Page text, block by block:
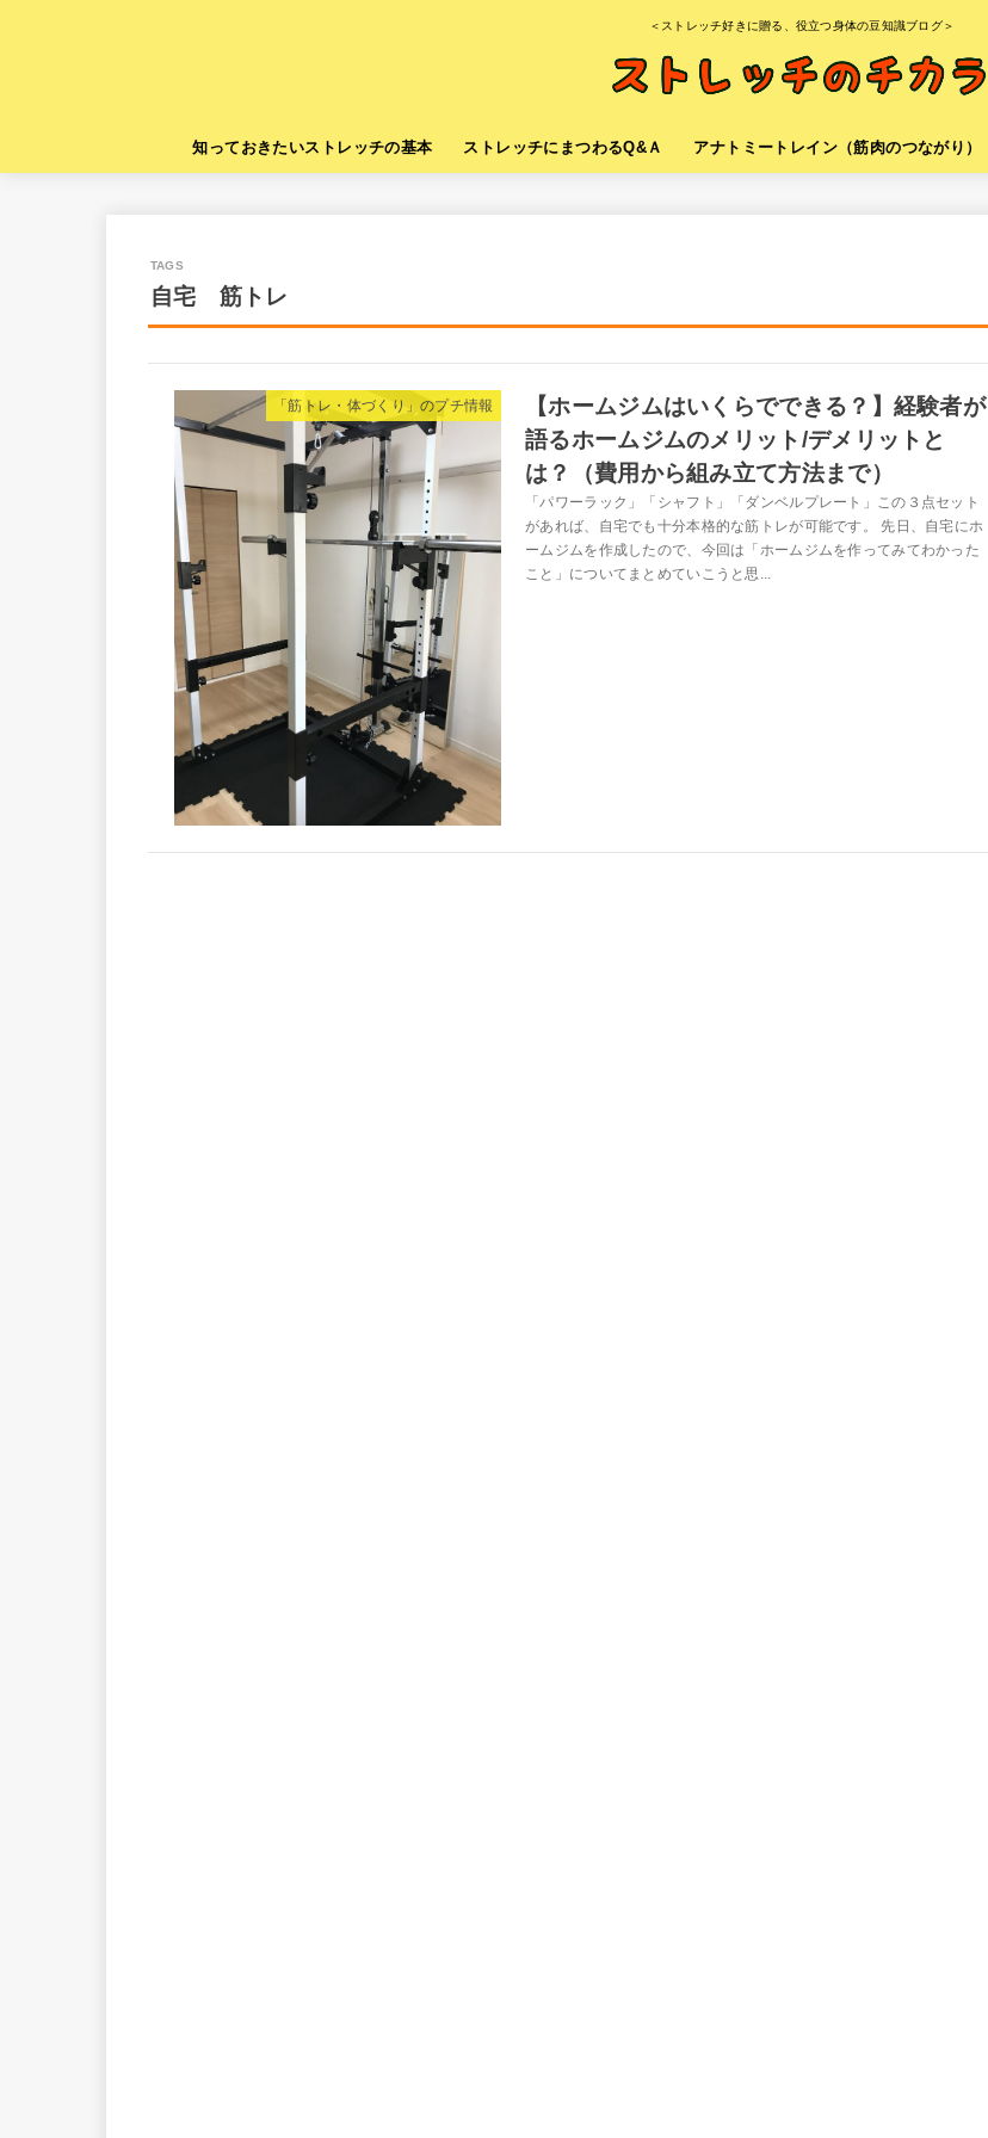
＜ストレッチ好きに贈る、役立つ身体の豆知識ブログ＞
知っておきたいストレッチの基本 ストレッチにまつわるQ&Ａ アナトミートレイン（筋肉のつながり）
自宅 筋トレ
「筋トレ・体づくり」のプチ情報
【ホームジムはいくらでできる？】経験者が
語るホームジムのメリット/デメリットと
は？（費用から組み立て方法まで）
「パワーラック」「シャフト」「ダンベルプレート」この３点セット
があれば、自宅でも十分本格的な筋トレが可能です。 先日、自宅にホ
ームジムを作成したので、今回は「ホームジムを作ってみてわかった
こと」についてまとめていこうと思...